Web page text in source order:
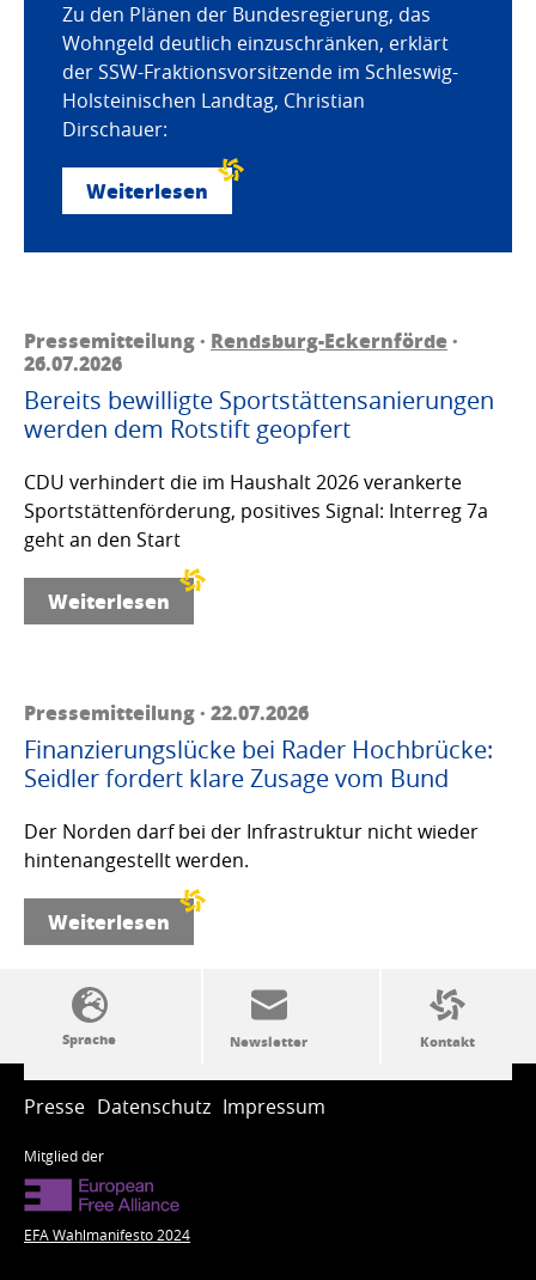
Zu den Plänen der Bundesregierung, das
Wohngeld deutlich einzuschränken, erklärt
der SSW-Fraktionsvorsitzende im Schleswig-
Holsteinischen Landtag, Christian
Dirschauer:
Weiterlesen
Pressemitteilung · Rendsburg-Eckernförde·
26.07.2026
Bereits bewilligte Sportstättensanierungen
werden dem Rotstift geopfert
CDU verhindert die im Haushalt 2026 verankerte
Sportstättenförderung, positives Signal: Interreg 7a
geht an den Start
Weiterlesen
Pressemitteilung · 22.07.2026
Finanzierungslücke bei Rader Hochbrücke:
Seidler fordert klare Zusage vom Bund
Der Norden darf bei der Infrastruktur nicht wieder
hintenangestellt werden.
Weiterlesen
SSW-Politik von A bis Z
Presse Datenschutz Impressum
Mitglied der
EFA Wahlmanifesto 2024